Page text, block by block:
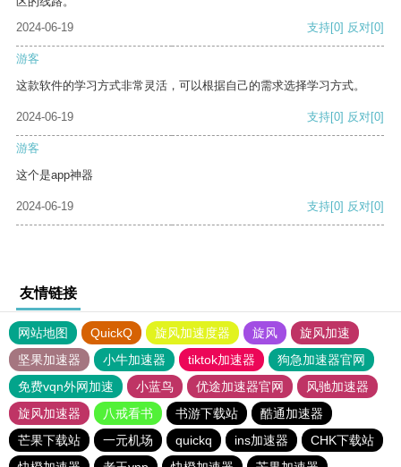
2024-06-19
支持[0] 反对[0]
游客
这款软件的学习方式非常灵活，可以根据自己的需求选择学习方式。
2024-06-19 支持[0] 反对[0]
游客
这个是app神器
2024-06-19 支持[0] 反对[0]
友情链接
网站地图 QuickQ 旋风加速度器 旋风
旋风加速
坚果加速器
小牛加速器 tiktok加速器
狗急加速器官网
免费vqn外网加速
小蓝鸟 优途加速器官网
风驰加速器
旋风加速器
八戒看书 书游下载站
酷通加速器
芒果下载站
一元机场 quickq ins加速器
CHK下载站